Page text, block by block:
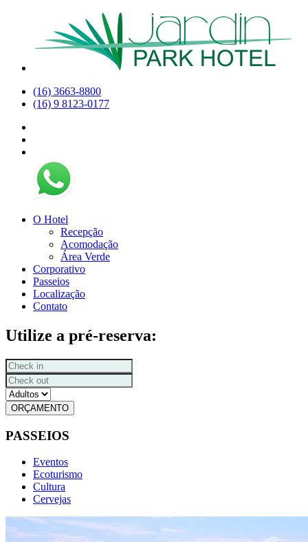
(16) 3663-8800
(16) 9 8123-0177
O Hotel
Recepção
Acomodação
Área Verde
Corporativo
Passeios
Localização
Contato
Utilize a pré-reserva:
ORÇAMENTO
PASSEIOS
Eventos
Ecoturismo
Cultura
Cervejas